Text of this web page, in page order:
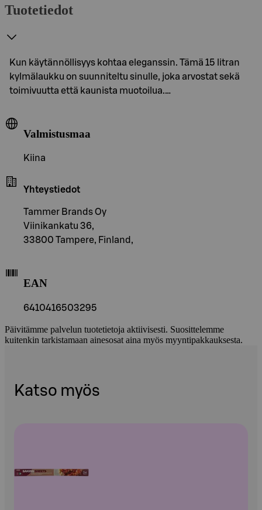
Tuotetiedot
Kun käytännöllisyys kohtaa eleganssin. Tämä 15 litran
kylmälaukku on suunniteltu sinulle, joka arvostat sekä
toimivuutta että kaunista muotoilua.…
Valmistusmaa
Kiina
Yhteystiedot
Tammer Brands Oy
Viinikankatu 36,
33800 Tampere, Finland,
EAN
6410416503295
Päivitämme palvelun tuotetietoja aktiivisesti. Suosittelemme
kuitenkin tarkistamaan ainesosat aina myös myyntipakkauksesta.
Katso myös